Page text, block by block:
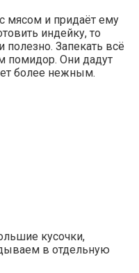
мясом и придаёт ему
индейку, то
полезно. Запекать всё
помидор. Они дадут
более нежным.
кусочки,
в отдельную